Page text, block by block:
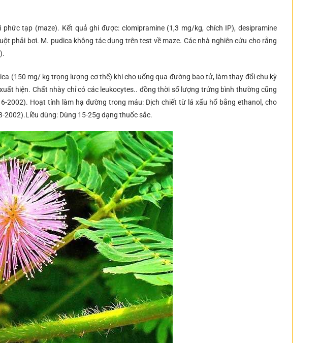
tạp (maze). Kết quả ghi được: clomipramine (1,3 mg/kg, chích IP), desipramine
phải bơi. M. pudica không tác dụng trên test về maze. Các nhà nghiên cứu cho rằng
(150 mg/ kg trọng lượng cơ thể) khi cho uống qua đường bao tử, làm thay đổi chu kỳ
hiện. Chất nhày chỉ có các leukocytes.. đồng thời số lượng trứng bình thường cũng
Hoạt tính làm hạ đường trong máu: Dịch chiết từ lá xấu hổ bằng ethanol, cho
dùng: Dùng 15-25g dạng thuốc sắc.